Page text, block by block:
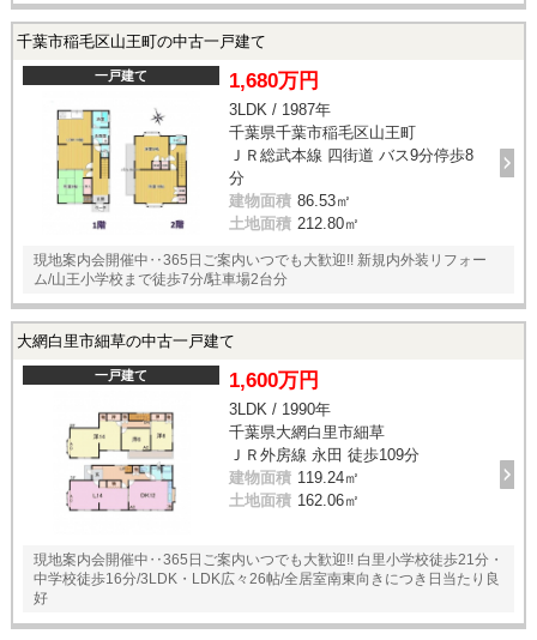
千葉市稲毛区山王町の中古一戸建て
一戸建て 1,680万円
3LDK / 1987年
千葉県千葉市稲毛区山王町
ＪＲ総武本線 四街道 バス9分停歩8
分
建物面積 86.53㎡
土地面積 212.80㎡
現地案内会開催中‥365日ご案内いつでも大歓迎!! 新規内外装リフォー
ム/山王小学校まで徒歩7分/駐車場2台分
大網白里市細草の中古一戸建て
一戸建て 1,600万円
3LDK / 1990年
千葉県大網白里市細草
ＪＲ外房線 永田 徒歩109分
建物面積 119.24㎡
土地面積 162.06㎡
現地案内会開催中‥365日ご案内いつでも大歓迎!! 白里小学校徒歩21分・
中学校徒歩16分/3LDK・LDK広々26帖/全居室南東向きにつき日当たり良
好